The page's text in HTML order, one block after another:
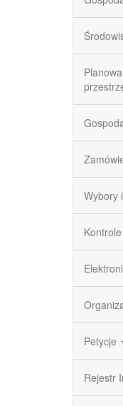
Wybory
Kontrole
Petycje
Rejestr